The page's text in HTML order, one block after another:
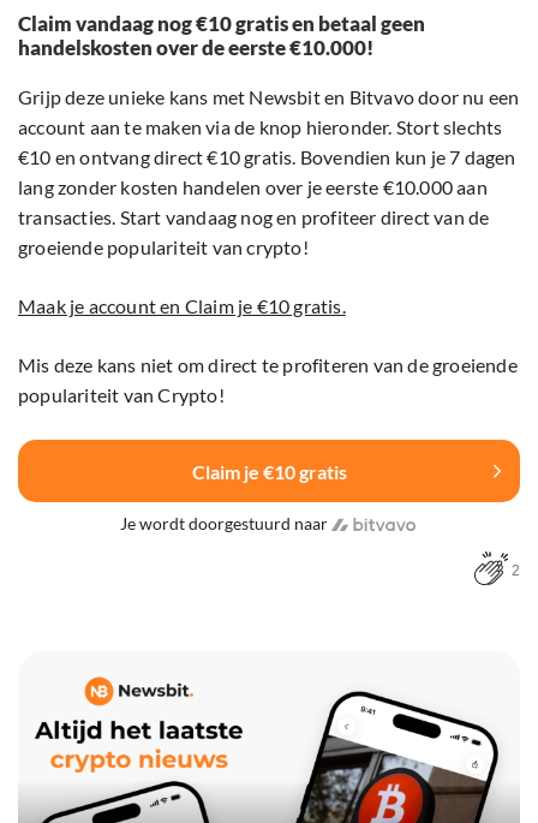
Claim vandaag nog €10 gratis en betaal geen
handelskosten over de eerste €10.000!
Grijp deze unieke kans met Newsbit en Bitvavo door nu een
account aan te maken via de knop hieronder. Stort slechts
€10 en ontvang direct €10 gratis. Bovendien kun je 7 dagen
lang zonder kosten handelen over je eerste €10.000 aan
transacties. Start vandaag nog en profiteer direct van de
groeiende populariteit van crypto!
Maak je account en Claim je €10 gratis.
Mis deze kans niet om direct te profiteren van de groeiende
populariteit van Crypto!
Claim je €10 gratis
Je wordt doorgestuurd naar
2